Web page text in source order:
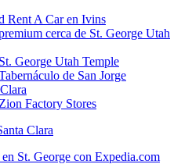
Rent A Car en Ivins
cerca de St. George Utah
George Utah Temple
de San Jorge
Factory Stores
Clara
St. George con Expedia.com